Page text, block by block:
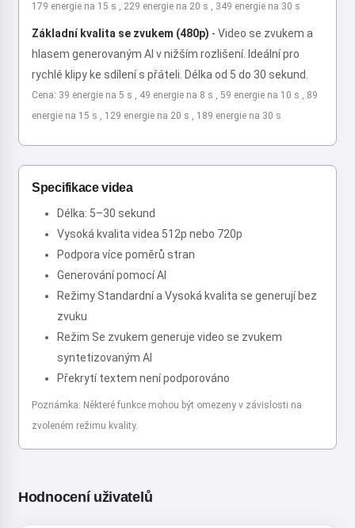
179 energie na 15 s , 229 energie na 20 s , 349 energie na 30 s
Základní kvalita se zvukem (480p) - Video se zvukem a
hlasem generovaným AI v nižším rozlišení. Ideální pro
rychlé klipy ke sdílení s přáteli. Délka od 5 do 30 sekund.
Cena: 39 energie na 5 s , 49 energie na 8 s , 59 energie na 10 s , 89
energie na 15 s , 129 energie na 20 s , 189 energie na 30 s
Specifikace videa
Délka: 5–30 sekund
Vysoká kvalita videa 512p nebo 720p
Podpora více poměrů stran
Generování pomocí AI
Režimy Standardní a Vysoká kvalita se generují bez
zvuku
Režim Se zvukem generuje video se zvukem
syntetizovaným AI
Překrytí textem není podporováno
Poznámka: Některé funkce mohou být omezeny v závislosti na
zvoleném režimu kvality.
Hodnocení uživatelů